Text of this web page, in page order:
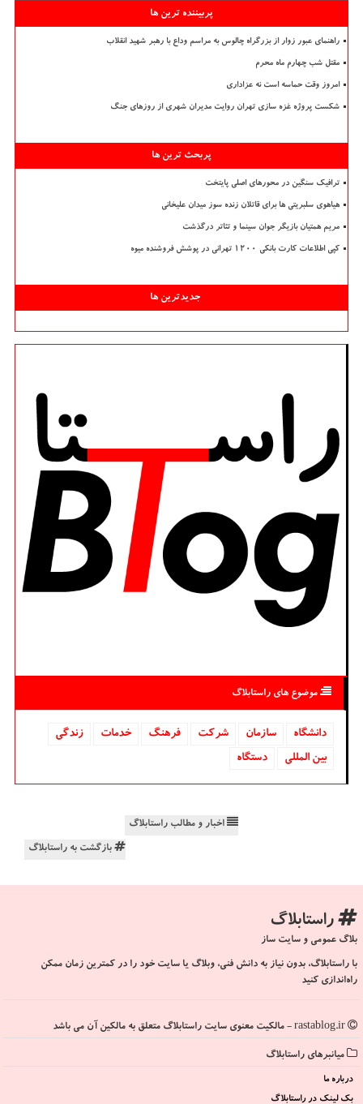
پربیننده ترین ها
راهنمای عبور زوار از بزرگراه چالوس به مراسم وداع با رهبر شهید انقلاب
مقتل شب چهارم ماه محرم
امروز وقت حماسه است نه عزاداری
شکست پروژه غزه سازی تهران روایت مدیران شهری از روزهای جنگ
پربحث ترین ها
ترافیک سنگین در محورهای اصلی پایتخت
هیاهوی سلبریتی ها برای قاتلان زنده سوز میدان علیخانی
مریم همتیان بازیگر جوان سینما و تئاتر درگذشت
کپی اطلاعات کارت بانکی ۱۲۰۰ تهرانی در پوشش فروشنده میوه
جدیدترین ها
موضوع های راستابلاگ
دانشگاه‌ سازمان شركت فرهنگ خدمات
زندگی
بین المللی
دستگاه
اخبار و مطالب راستابلاگ
بازگشت به راستابلاگ
راستابلاگ
بلاگ عمومی و سایت ساز
با راستابلاگ، بدون نیاز به دانش فنی، وبلاگ یا سایت خود را در کمترین زمان ممکن
راه‌اندازی کنید
میانبرهای راستابلاگ
درباره ما
بک لینک در راستابلاگ